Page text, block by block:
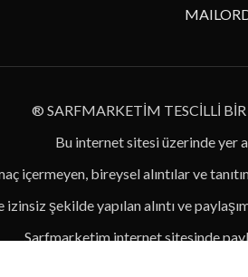
® SARFMARKETİM TESCİLLİ
Bu internet sitesi üzerinde yer
içermeyen, bireysel alıntılar ve
şekilde yapılan alıntı ve
Sarfmarketim internet sitesinde